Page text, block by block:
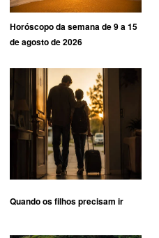
Horóscopo da semana de 9 a 15
de agosto de 2026
Quando os filhos precisam ir